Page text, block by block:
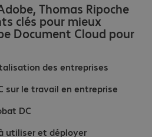
Thomas Ripoche
clés pour mieux
Document Cloud pour
des entreprises
sur le travail en entreprise
DC
utiliser et déployer